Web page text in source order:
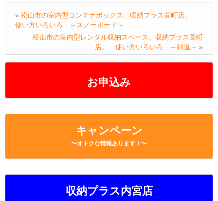
お申込み
キャンペーン
〜オトクな情報あります！〜
収納プラス内宮店
b
o
o
a
Li
n
k
« 松山市の室内型コンテナボックス、収納プラス萱町店。
使い方いろいろ ～スノーボード～
松山市の室内型レンタル収納スペース、収納プラス萱町
店。 使い方いろいろ ～剣道～ »